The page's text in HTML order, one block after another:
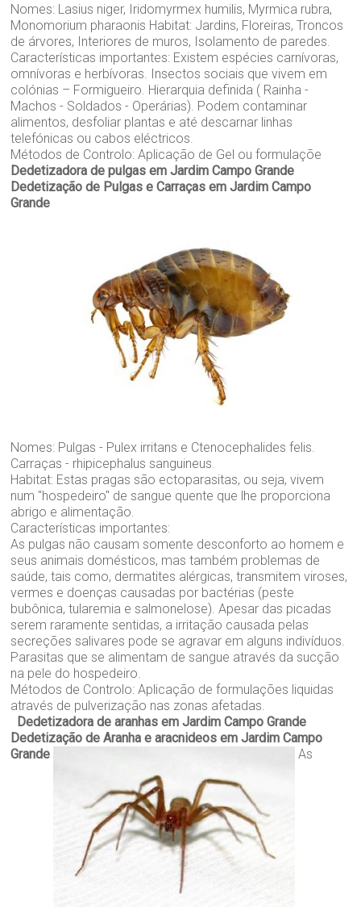
Nomes: Lasius niger, Iridomyrmex humilis, Myrmica rubra,
Monomorium pharaonis Habitat: Jardins, Floreiras, Troncos
de árvores, Interiores de muros, Isolamento de paredes.
Características importantes: Existem espécies carnívoras,
omnívoras e herbívoras. Insectos sociais que vivem em
colónias – Formigueiro. Hierarquia definida ( Rainha -
Machos - Soldados - Operárias). Podem contaminar
alimentos, desfoliar plantas e até descarnar linhas
telefónicas ou cabos eléctricos.
Métodos de Controlo: Aplicação de Gel ou formulaçõe
Dedetizadora de pulgas em Jardim Campo Grande
Dedetização de Pulgas e Carraças em Jardim Campo
Grande
Nomes: Pulgas - Pulex irritans e Ctenocephalides felis.
Carraças - rhipicephalus sanguineus.
Habitat: Estas pragas são ectoparasitas, ou seja, vivem
num "hospedeiro" de sangue quente que lhe proporciona
abrigo e alimentação.
Características importantes:
As pulgas não causam somente desconforto ao homem e
seus animais domésticos, mas também problemas de
saúde, tais como, dermatites alérgicas, transmitem viroses,
vermes e doenças causadas por bactérias (peste
bubônica, tularemia e salmonelose). Apesar das picadas
serem raramente sentidas, a irritação causada pelas
secreções salivares pode se agravar em alguns indivíduos.
Parasitas que se alimentam de sangue através da sucção
na pele do hospedeiro.
Métodos de Controlo: Aplicação de formulações liquidas
através de pulverização nas zonas afetadas.
Dedetizadora de aranhas em Jardim Campo Grande
Dedetização de Aranha e aracnideos em Jardim Campo
Grande
As